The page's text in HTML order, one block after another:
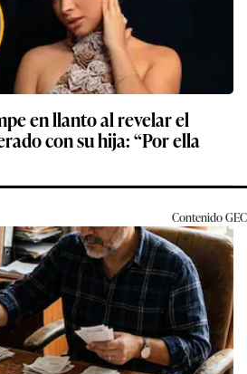
en llanto al revelar el
con su hija: “Por ella
ContenidoGEC